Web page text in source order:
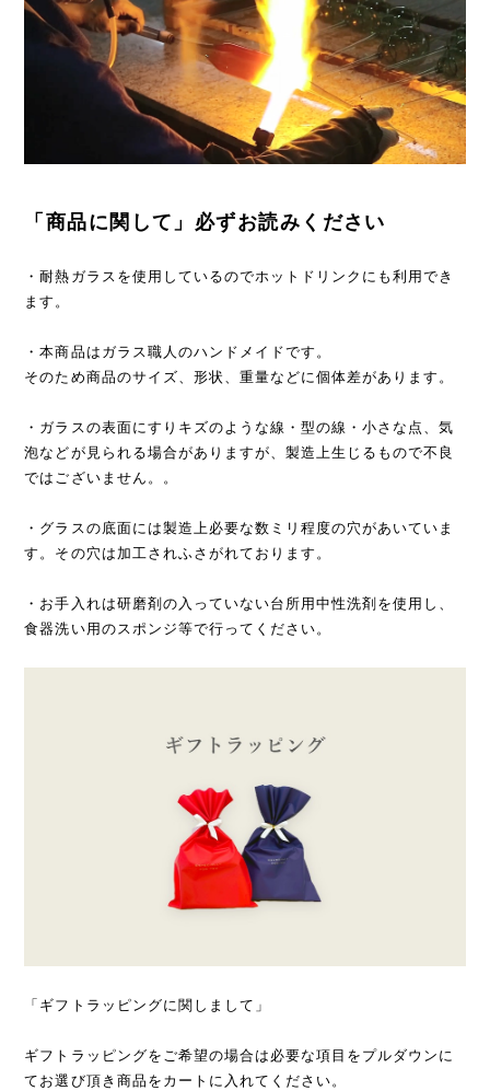
「商品に関して」必ずお読みください
・耐熱ガラスを使用しているのでホットドリンクにも利用でき
ます。
・本商品はガラス職人のハンドメイドです。
そのため商品のサイズ、形状、重量などに個体差があります。
・ガラスの表面にすりキズのような線・型の線・小さな点、気
泡などが見られる場合がありますが、製造上生じるもので不良
ではございません。。
・グラスの底面には製造上必要な数ミリ程度の穴があいていま
す。その穴は加工されふさがれております。
・お手入れは研磨剤の入っていない台所用中性洗剤を使用し、
食器洗い用のスポンジ等で行ってください。
「ギフトラッピングに関しまして」
ギフトラッピングをご希望の場合は必要な項目をプルダウンに
てお選び頂き商品をカートに入れてください。